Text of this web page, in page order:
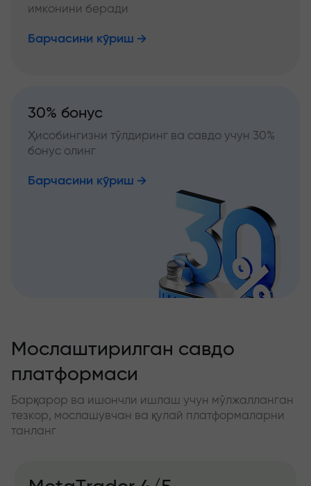
имконини беради
Барчасини кўриш
30% бонус
Ҳисобингизни тўлдиринг ва савдо учун 30%
бонус олинг
Барчасини кўриш
Мослаштирилган савдо
платформаси
Барқарор ва ишончли ишлаш учун мўлжалланган
тезкор, мослашувчан ва қулай платформаларни
танланг